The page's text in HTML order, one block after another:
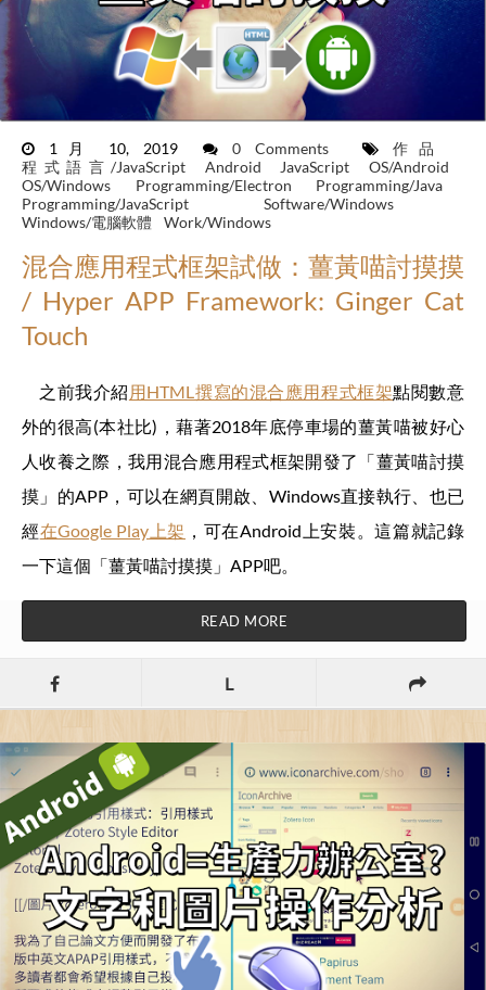
1月 10, 2019 0 Comments
作品
程式語言/JavaScript
Android JavaScript
OS/Android
OS/Windows
Programming/Electron
Programming/Java
Programming/JavaScript
Software/Windows
Windows/電腦軟體
Work/Windows
混合應用程式框架試做：薑黃喵討摸摸
/ Hyper APP Framework: Ginger Cat
Touch
之前我介紹 用HTML撰寫的混合應用程式框架點閱數意
外的很高(本社比)，藉著2018年底停車場的薑黃喵被好心
人收養之際，我用混合應用程式框架開發了「薑黃喵討摸
摸」的APP，可以在網頁開啟、Windows直接執行、也已
經在Google Play上架 ，可在Android上安裝。這篇就記錄
一下這個「薑黃喵討摸摸」APP吧。
READ MORE
L